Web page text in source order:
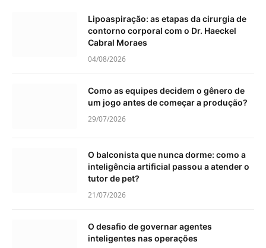
Lipoaspiração: as etapas da cirurgia de
contorno corporal com o Dr. Haeckel
Cabral Moraes
04/08/2026
Como as equipes decidem o gênero de
um jogo antes de começar a produção?
29/07/2026
O balconista que nunca dorme: como a
inteligência artificial passou a atender o
tutor de pet?
21/07/2026
O desafio de governar agentes
inteligentes nas operações